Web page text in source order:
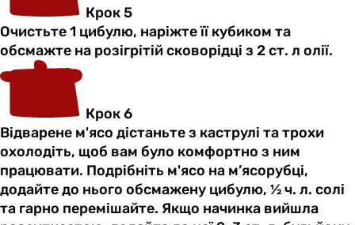
Крок 5
Очистьте 1 цибулю, наріжте її кубиком та
обсмажте на розігрітій сковорідці з 2 ст. л олії.
Крок 6
Відварене м'ясо дістаньте з каструлі та трохи
охолодіть, щоб вам було комфортно з ним
працювати. Подрібніть м'ясо на м’ясорубці,
додайте до нього обсмажену цибулю, ½ ч. л. солі
та гарно перемішайте. Якщо начинка вийшла